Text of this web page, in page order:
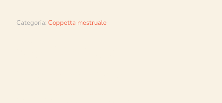
Categoria: Coppetta mestruale